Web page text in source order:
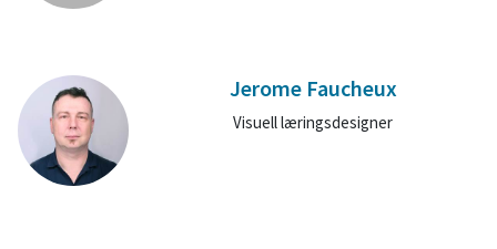
Jerome Faucheux
Visuell læringsdesigner